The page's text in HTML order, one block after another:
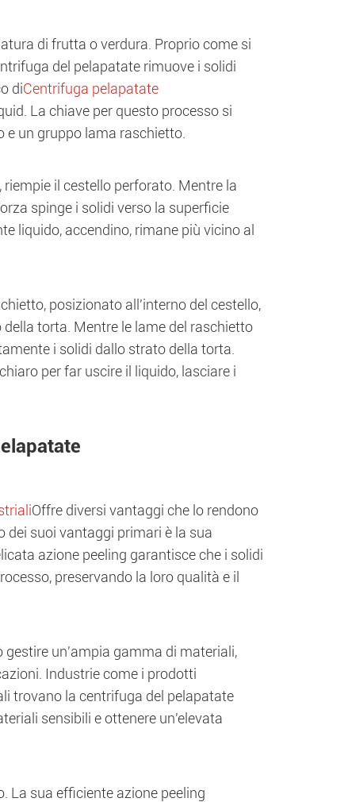
di frutta o verdura. Proprio come si
del pelapatate rimuove i solidi
diCentrifuga pelapatate
La chiave per questo processo si
e un gruppo lama raschietto.
il cestello perforato. Mentre la
spinge i solidi verso la superficie
liquido, accendino, rimane più vicino al
posizionato all'interno del cestello,
torta. Mentre le lame del raschietto
i solidi dallo strato della torta.
per far uscire il liquido, lasciare i
Offre diversi vantaggi che lo rendono
dei suoi vantaggi primari è la sua
azione peeling garantisce che i solidi
preservando la loro qualità e il
gestire un'ampia gamma di materiali,
Industrie come i prodotti
trovano la centrifuga del pelapatate
sensibili e ottenere un'elevata
La sua efficiente azione peeling